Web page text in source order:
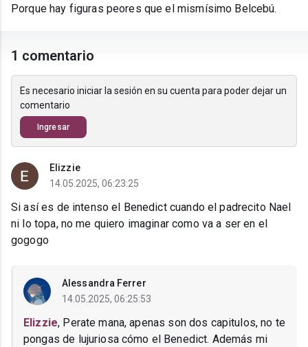
Porque hay figuras peores que el mismísimo Belcebú.
1 comentario
Es necesario iniciar la sesión en su cuenta para poder dejar un
comentario
Ingresar
Elizzie
14.05.2025, 06:23:25
Si así es de intenso el Benedict cuando el padrecito Nael
ni lo topa, no me quiero imaginar como va a ser en el
gogogo
Alessandra Ferrer
14.05.2025, 06:25:53
Elizzie, Perate mana, apenas son dos capitulos, no te
pongas de lujuriosa cómo el Benedict. Además mi